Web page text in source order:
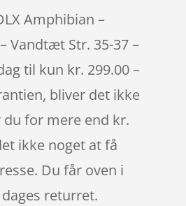
Amphibian –
Vandtæt Str. 35-37 –
til kun kr. 299.00 –
bliver det ikke
du for mere end kr.
ikke noget at få
Du får oven i
returret.